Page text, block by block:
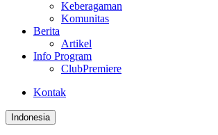
Keberagaman
Komunitas
Berita
Artikel
Info Program
ClubPremiere
Kontak
Indonesia